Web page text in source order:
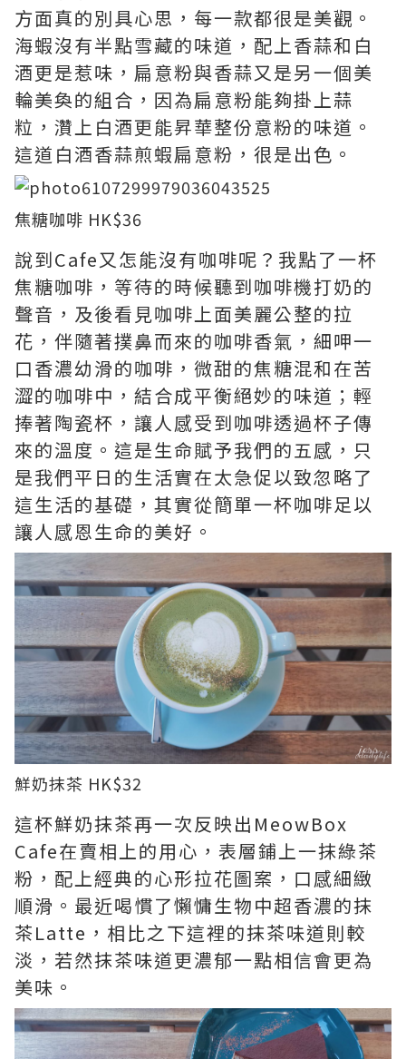
方面真的別具心思，每一款都很是美觀。
海蝦沒有半點雪藏的味道，配上香蒜和白
酒更是惹味，扁意粉與香蒜又是另一個美
輪美奐的組合，因為扁意粉能夠掛上蒜
粒，灒上白酒更能昇華整份意粉的味道。
這道白酒香蒜煎蝦扁意粉，很是出色。
焦糖咖啡 HK$36
說到Cafe又怎能沒有咖啡呢？我點了一杯
焦糖咖啡，等待的時候聽到咖啡機打奶的
聲音，及後看見咖啡上面美麗公整的拉
花，伴隨著撲鼻而來的咖啡香氣，細呷一
口香濃幼滑的咖啡，微甜的焦糖混和在苦
澀的咖啡中，結合成平衡絕妙的味道；輕
捧著陶瓷杯，讓人感受到咖啡透過杯子傳
來的溫度。這是生命賦予我們的五感，只
是我們平日的生活實在太急促以致忽略了
這生活的基礎，其實從簡單一杯咖啡足以
讓人感恩生命的美好。
鮮奶抹茶 HK$32
這杯鮮奶抹茶再一次反映出MeowBox
Cafe在賣相上的用心，表層鋪上一抹綠茶
粉，配上經典的心形拉花圖案，口感細緻
順滑。最近喝慣了懶慵生物中超香濃的抹
茶Latte，相比之下這裡的抹茶味道則較
淡，若然抹茶味道更濃郁一點相信會更為
美味。